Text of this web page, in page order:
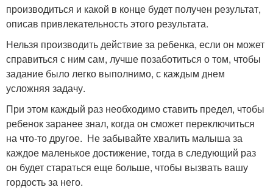
производиться и какой в конце будет получен результат,
описав привлекательность этого результата.
Нельзя производить действие за ребенка, если он может
справиться с ним сам, лучше позаботиться о том, чтобы
задание было легко выполнимо, с каждым днем
усложняя задачу.
При этом каждый раз необходимо ставить предел, чтобы
ребенок заранее знал, когда он сможет переключиться
на что-то другое. Не забывайте хвалить малыша за
каждое маленькое достижение, тогда в следующий раз
он будет стараться еще больше, чтобы вызвать вашу
гордость за него.